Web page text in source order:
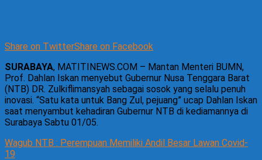
Share on TwitterShare on Facebook
SURABAYA, MATITINEWS.COM – Mantan Menteri BUMN,
Prof. Dahlan Iskan menyebut Gubernur Nusa Tenggara Barat
(NTB) DR. Zulkiflimansyah sebagai sosok yang selalu penuh
inovasi. “Satu kata untuk Bang Zul, pejuang” ucap Dahlan Iskan
saat menyambut kehadiran Gubernur NTB di kediamannya di
Surabaya Sabtu 01/05.
Wagub NTB : Perempuan Memiliki Andil Besar Lawan Covid-
19